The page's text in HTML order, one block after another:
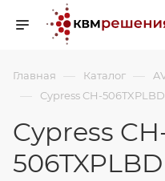
Главная — Каталог —
— Cypress CH-506TXPLBD
Cypress
506TXPLBD